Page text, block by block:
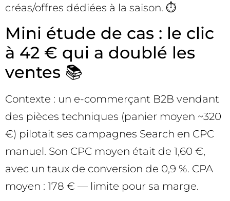
créas/offres dédiées à la saison. ⏱️
Mini étude de cas : le clic
à 42 € qui a doublé les
ventes 📚
Contexte : un e-commerçant B2B vendant
des pièces techniques (panier moyen ~320
€) pilotait ses campagnes Search en CPC
manuel. Son CPC moyen était de 1,60 €,
avec un taux de conversion de 0,9 %. CPA
moyen : 178 € — limite pour sa marge.